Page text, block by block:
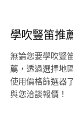
學吹豎笛推
無論您要學吹豎
薦，透過選擇地
使用價格篩選器
與您洽談報價！